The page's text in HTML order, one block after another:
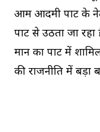
आम आदमी पार्टी के
पार्टी से उठता जा
मान का पार्टी में
की राजनीति में